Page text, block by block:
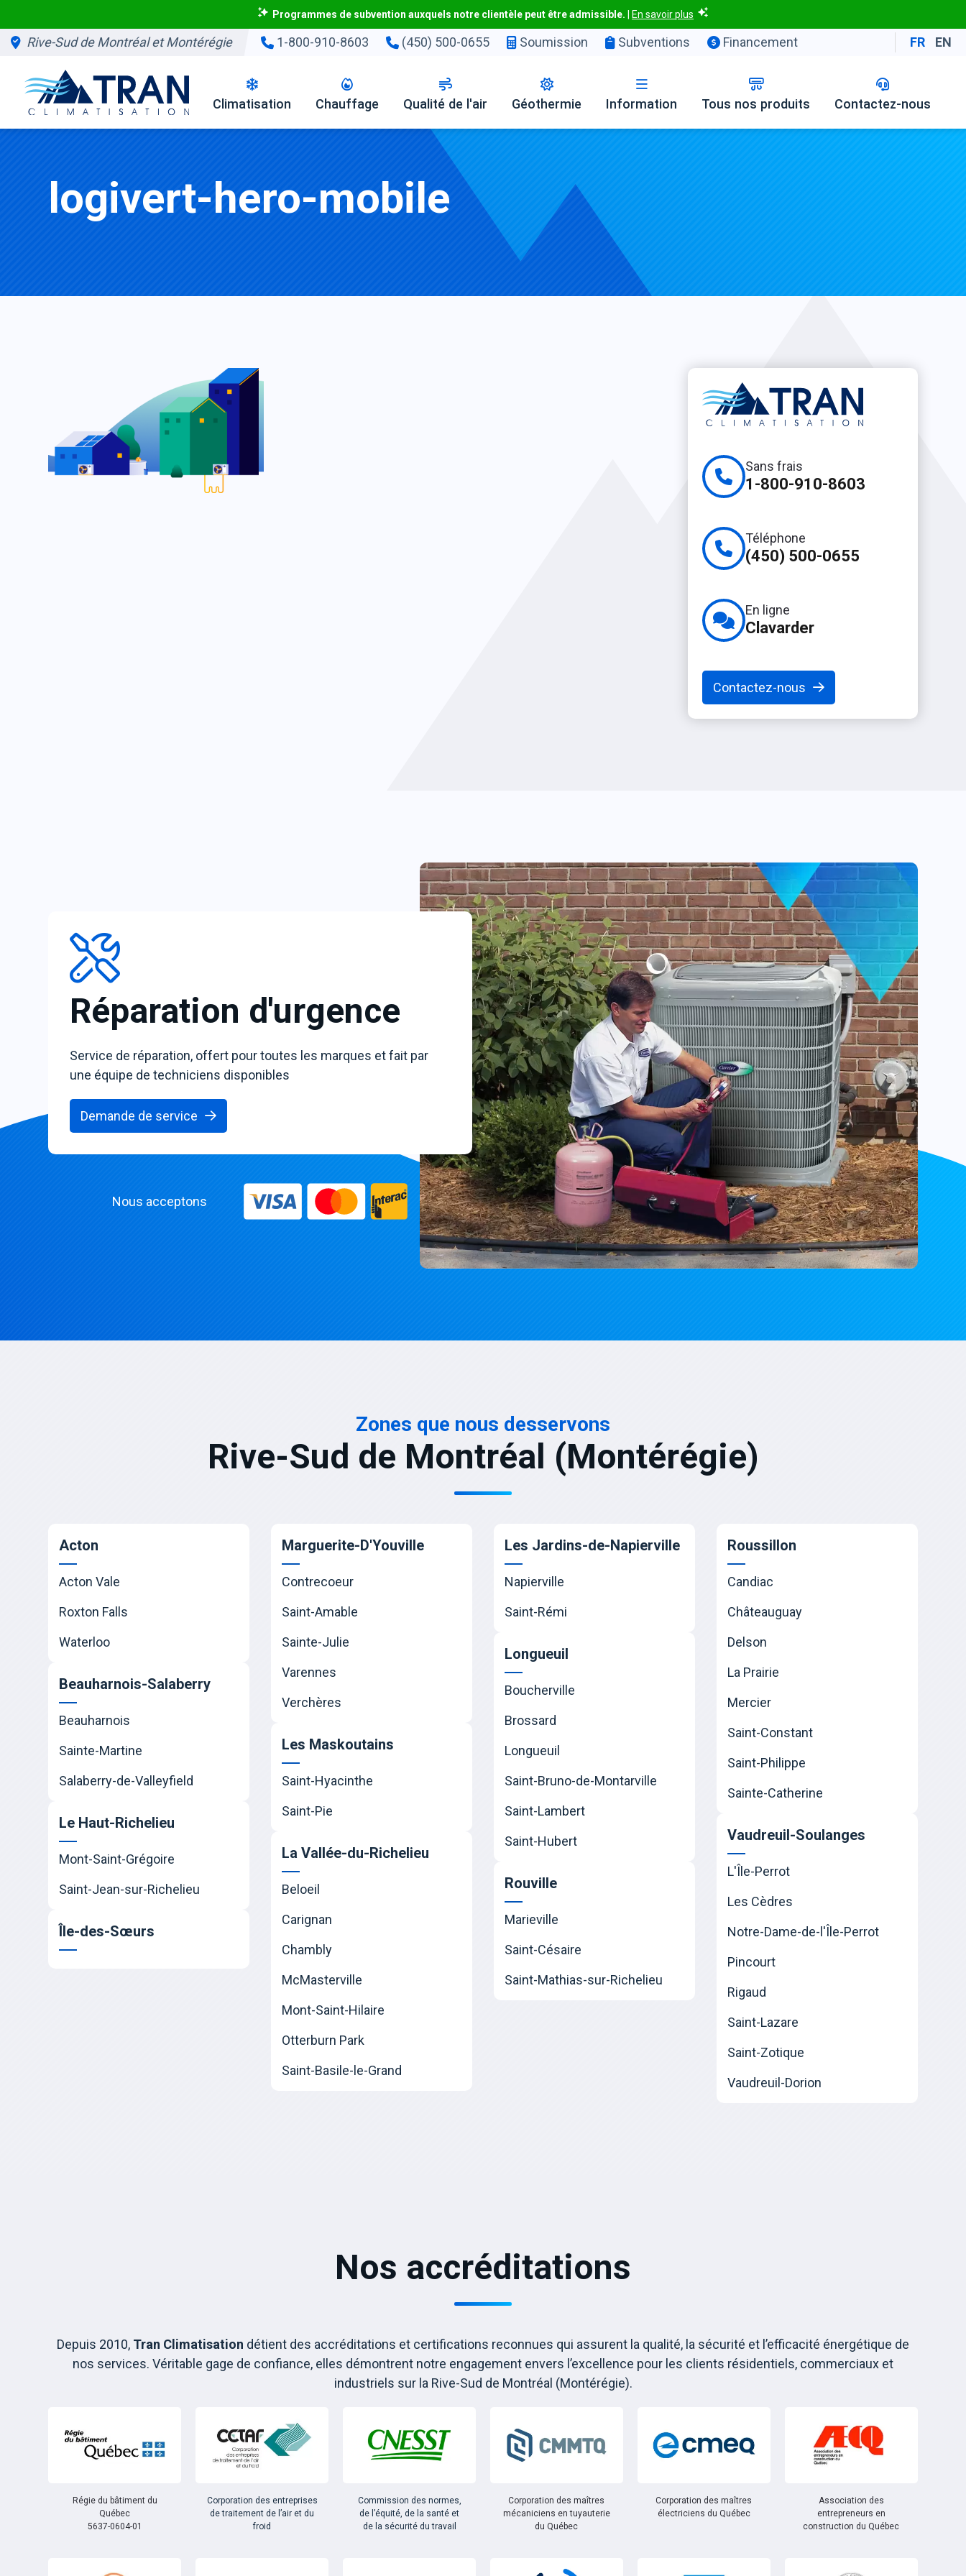
Programmes de subvention auxquels notre clientèle peut être admissible. En savoir plus
Rive-Sud de Montréal et Montérégie 1-800-910-8603 (450) 500-0655 Soumission Subventions Financement FR EN
Climatisation Chauffage Qualité de l'air Géothermie Information Tous nos produits Contactez-nous
logivert-hero-mobile
Sans frais
1-800-910-8603
Téléphone
(450) 500-0655
En ligne
Clavarder
Contactez-nous
Réparation d'urgence
Service de réparation, offert pour toutes les marques et fait par
une équipe de techniciens disponibles
Demande de service
Nous acceptons
Zones que nous desservons
Rive-Sud de Montréal (Montérégie)
Acton
Acton Vale
Roxton Falls
Waterloo
Beauharnois-Salaberry
Beauharnois
Sainte-Martine
Salaberry-de-Valleyfield
Le Haut-Richelieu
Mont-Saint-Grégoire
Saint-Jean-sur-Richelieu
Île-des-Sœurs
Marguerite-D'Youville
Contrecoeur
Saint-Amable
Sainte-Julie
Varennes
Verchères
Les Maskoutains
Saint-Hyacinthe
Saint-Pie
La Vallée-du-Richelieu
Beloeil
Carignan
Chambly
McMasterville
Mont-Saint-Hilaire
Otterburn Park
Saint-Basile-le-Grand
Les Jardins-de-Napierville
Napierville
Saint-Rémi
Longueuil
Boucherville
Brossard
Longueuil
Saint-Bruno-de-Montarville
Saint-Lambert
Saint-Hubert
Rouville
Marieville
Saint-Césaire
Saint-Mathias-sur-Richelieu
Roussillon
Candiac
Châteauguay
Delson
La Prairie
Mercier
Saint-Constant
Saint-Philippe
Sainte-Catherine
Vaudreuil-Soulanges
L'Île-Perrot
Les Cèdres
Notre-Dame-de-l'Île-Perrot
Pincourt
Rigaud
Saint-Lazare
Saint-Zotique
Vaudreuil-Dorion
Nos accréditations
Depuis 2010, Tran Climatisation détient des accréditations et certifications reconnues qui assurent la qualité, la sécurité et l’efficacité énergétique de
nos services. Véritable gage de confiance, elles démontrent notre engagement envers l’excellence pour les clients résidentiels, commerciaux et
industriels sur la Rive-Sud de Montréal (Montérégie).
Régie du bâtiment du
Québec
5637-0604-01
Corporation des entreprises
de traitement de l’air et du
froid
Commission des normes,
de l’équité, de la santé et
de la sécurité du travail
Corporation des maîtres
mécaniciens en tuyauterie
du Québec
Corporation des maîtres
électriciens du Québec
Association des
entrepreneurs en
construction du Québec